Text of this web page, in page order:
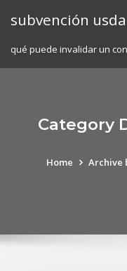
subvención
qué puede invalidar un
Category
Home Archive